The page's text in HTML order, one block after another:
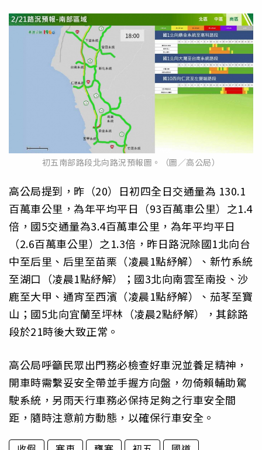
初五南部路段北向路況預報圖。（圖／高公局）
高公局提到，昨（20）日初四全日交通量為 130.1
百萬車公里，為年平均平日（93百萬車公里）之1.4
倍，國5交通量為3.4百萬車公里，為年平均平日
（2.6百萬車公里）之1.3倍，昨日路況除國1北向台
中至后里、后里至苗栗（凌晨1點紓解）、新竹系統
至湖口（凌晨1點紓解）；國3北向南雲至南投、沙
鹿至大甲、通宵至西濱（凌晨1點紓解）、茄苳至寶
山；國5北向宜蘭至坪林（凌晨2點紓解），其餘路
段於21時後大致正常。
高公局呼籲民眾出門務必檢查好車況並養足精神，
開車時需繫妥安全帶並手握方向盤，勿倚賴輔助駕
駛系統，另雨天行車務必保持足夠之行車安全間
距，隨時注意前方動態，以確保行車安全。